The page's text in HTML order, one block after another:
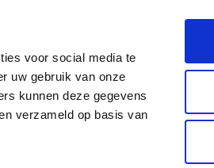
voor social media te
uw gebruik van onze
kunnen deze gegevens
verzameld op basis van
Merken Producten